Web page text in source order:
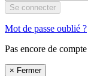
Se connecter
Mot de passe oublié ?
Pas encore de
× Fermer